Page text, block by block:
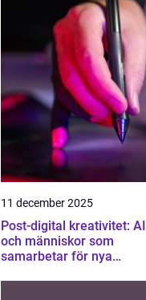
11 december 2025
Post-digital kreativitet: AI
och människor som
samarbetar för nya